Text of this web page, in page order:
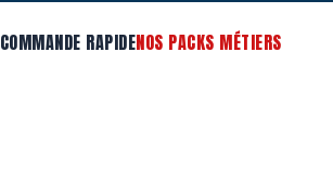
COMMANDE RAPIDENOS PACKS MÉTIERS